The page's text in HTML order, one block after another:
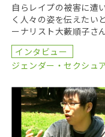
自らレイプの被害に遭
く人々の姿を伝えたい
ーナリスト大藪順子さ
サバイバーの素顔」を
インタビュー
ジェンダー・セクシュ